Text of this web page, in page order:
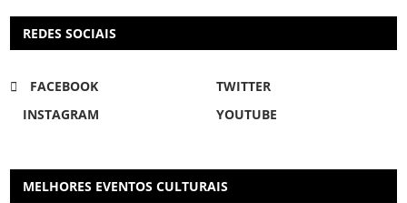
REDES SOCIAIS
FACEBOOK
TWITTER
INSTAGRAM
YOUTUBE
MELHORES EVENTOS CULTURAIS